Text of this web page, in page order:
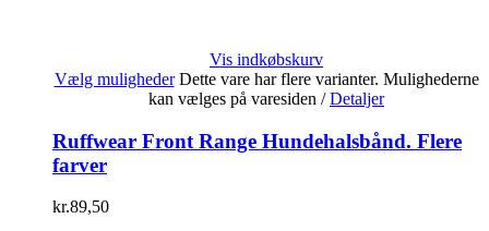
Vis indkøbskurv
Vælg muligheder Dette vare har flere varianter. Mulighederne
kan vælges på varesiden / Detaljer
Ruffwear Front Range Hundehalsbånd. Flere
farver
kr.89,50